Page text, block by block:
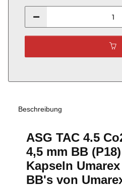
Beschreibung
ASG TAC 4.5
4,5 mm BB
Kapseln
BB's von